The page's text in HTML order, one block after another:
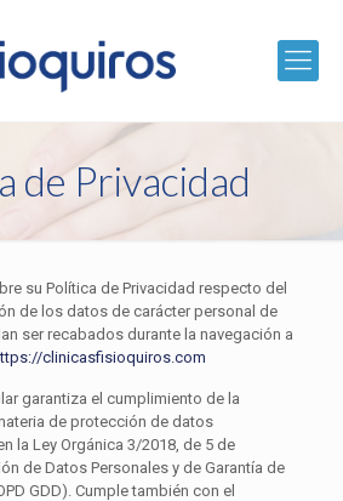
de Privacidad
su Política de Privacidad respecto del
de los datos de carácter personal de
ser recabados durante la navegación a
clinicasfisioquiros.com
garantiza el cumplimiento de la
de protección de datos
la Ley Orgánica 3/2018, de 5 de
de Datos Personales y de Garantía de
GDD). Cumple también con el